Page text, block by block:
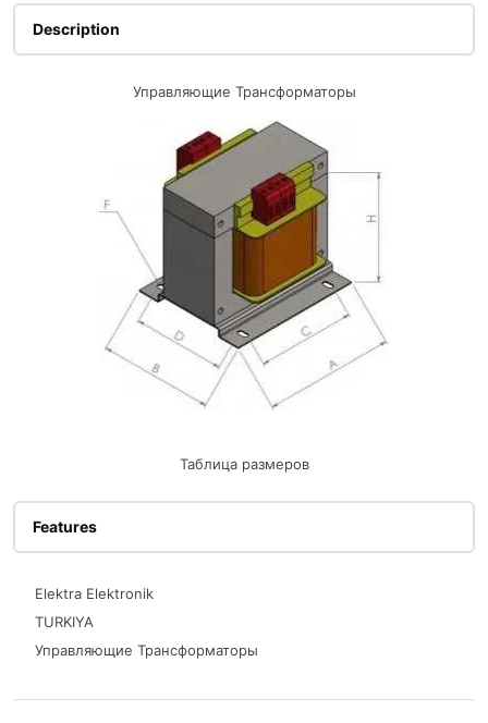
Description
Управляющие Трансформаторы
Таблица размеров
Features
Elektra Elektronik
TURKIYA
Управляющие Трансформаторы